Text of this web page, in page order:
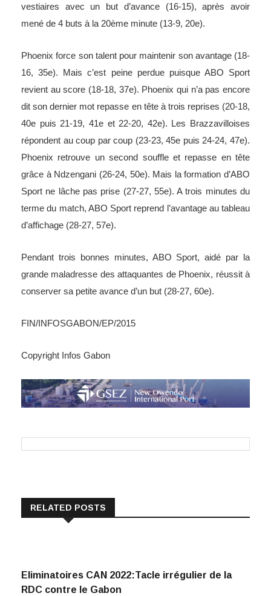
vestiaires avec un but d’avance (16-15), après avoir
mené de 4 buts à la 20ème minute (13-9, 20e).
Phoenix force son talent pour maintenir son avantage (18-
16, 35e). Mais c’est peine perdue puisque ABO Sport
revient au score (18-18, 37e). Phoenix qui n’a pas encore
dit son dernier mot repasse en tête à trois reprises (20-18,
40e puis 21-19, 41e et 22-20, 42e). Les Brazzavilloises
répondent au coup par coup (23-23, 45e puis 24-24, 47e).
Phoenix retrouve un second souffle et repasse en tête
grâce à Ndzengani (26-24, 50e). Mais la formation d’ABO
Sport ne lâche pas prise (27-27, 55e). A trois minutes du
terme du match, ABO Sport reprend l’avantage au tableau
d’affichage (28-27, 57e).
Pendant trois bonnes minutes, ABO Sport, aidé par la
grande maladresse des attaquantes de Phoenix, réussit à
conserver sa petite avance d’un but (28-27, 60e).
FIN/INFOSGABON/EP/2015
Copyright Infos Gabon
RELATED POSTS
Eliminatoires CAN 2022:Tacle irrégulier de la
RDC contre le Gabon